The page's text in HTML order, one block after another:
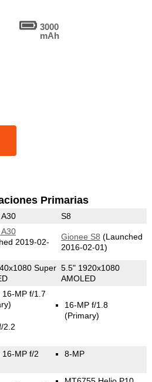
3000
mAh
Primarias
S8
2019-02-
Gionee S8 (Launched
2016-02-01)
Super 5.5" 1920x1080
AMOLED
16-MP f/1.7
2.2
16-MP f/1.8
(Primary)
16-MP f/2 8-MP